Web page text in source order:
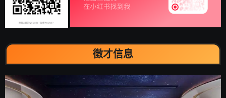
徵才信息